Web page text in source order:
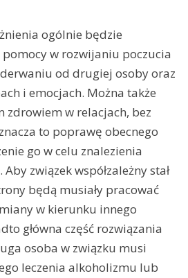
ogólnie będzie
w rozwijaniu poczucia
od drugiej osoby oraz
i emocjach. Można także
zdrowiem w relacjach, bez
to poprawę obecnego
go w celu znalezienia
związek współzależny stał
będą musiały pracować
w kierunku innego
główna część rozwiązania
osoba w związku musi
leczenia alkoholizmu lub